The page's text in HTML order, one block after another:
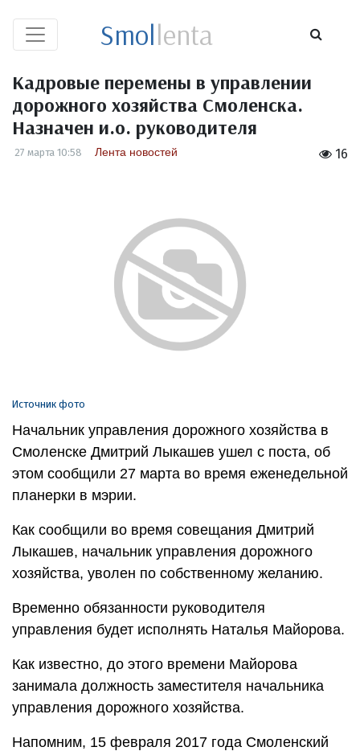
Smollenta
Кадровые перемены в управлении
дорожного хозяйства Смоленска.
Назначен и.о. руководителя
16
27 марта 10:58 Лента новостей
Источник фото
Начальник управления дорожного хозяйства в
Смоленске Дмитрий Лыкашев ушел с поста, об
этом сообщили 27 марта во время еженедельной
планерки в мэрии.
Как сообщили во время совещания Дмитрий
Лыкашев, начальник управления дорожного
хозяйства, уволен по собственному желанию.
Временно обязанности руководителя
управления будет исполнять Наталья Майорова.
Как известно, до этого времени Майорова
занимала должность заместителя начальника
управления дорожного хозяйства.
Напомним, 15 февраля 2017 года Смоленский